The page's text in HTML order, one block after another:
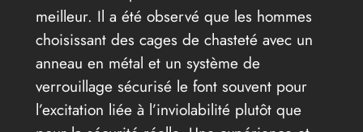
meilleur. Il a été observé que les hommes
choisissant des cages de chasteté avec un
anneau en métal et un système de
verrouillage sécurisé le font souvent pour
l’excitation liée à l’inviolabilité plutôt que